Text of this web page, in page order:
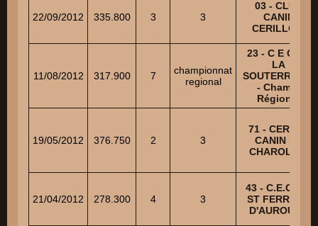
22/09/2012 335.800 3 3
03 - CLUB
CANIN
CERILLOIS
11/08/2012 317.900 7
championnat
regional
23 - C E C DE
LA
SOUTERRAINE
- Champ.
Régional
19/05/2012 376.750 2 3
71 - CERCLE
CANIN DU
CHAROLAIS
21/04/2012 278.300 4 3
43 - C.E.C. DE
ST FERREOL
D'AUROURE